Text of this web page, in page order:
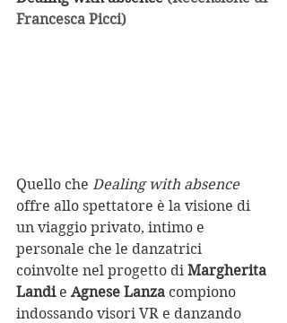
Francesca Picci)
Quello che Dealing with absence
offre allo spettatore è la visione di
un viaggio privato, intimo e
personale che le danzatrici
coinvolte nel progetto di Margherita
Landi e Agnese Lanza compiono
indossando visori VR e danzando